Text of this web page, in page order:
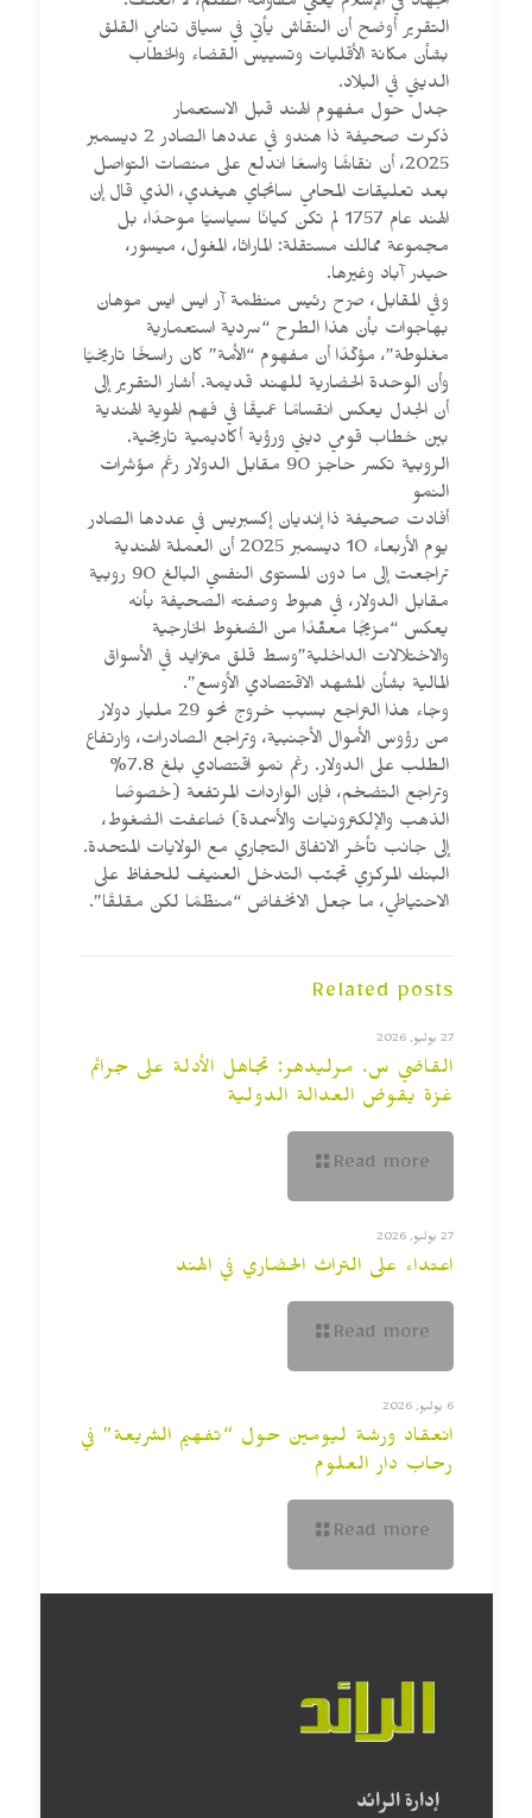
التقرير أوضح أن النقاش يأتي في سياق تنامي القلق
بشأن مكانة الأقليات وتسييس القضاء والخطاب
الديني في البلاد.
جدل حول مفهوم الهند قبل الاستعمار
ذكرت صحيفة ذا هندو في عددها الصادر 2 ديسمبر
2025، أن نقاشًا واسعًا اندلع على منصات التواصل
بعد تعليقات المحامي سانجاي هيغدي، الذي قال إن
الهند عام 1757 لم تكن كيانًا سياسيًا موحدًا، بل
مجموعة ممالك مستقلة: الماراثا، المغول، ميسور،
حيدر آباد وغيرها.
وفي المقابل، صرّح رئيس منظمة آر ايس ايس موهان
بهاجوات بأن هذا الطرح “سردية استعمارية
مغلوطة”، مؤكّدًا أن مفهوم “الأمة” كان راسخًا تاريخيًا
وأن الوحدة الحضارية للهند قديمة. أشار التقرير إلى
أن الجدل يعكس انقسامًا عميقًا في فهم الهوية الهندية
بين خطاب قومي ديني ورؤية أكاديمية تاريخية.
الروبية تكسر حاجز 90 مقابل الدولار رغم مؤشرات
النمو
أفادت صحيفة ذا إنديان إكسبريس في عددها الصادر
يوم الأربعاء 10 ديسمبر 2025 أن العملة الهندية
تراجعت إلى ما دون المستوى النفسي البالغ 90 روبية
مقابل الدولار، في هبوط وصفته الصحيفة بأنه
يعكس “مزيجًا معقّدًا من الضغوط الخارجية
والاختلالات الداخلية”وسط قلق متزايد في الأسواق
المالية بشأن المشهد الاقتصادي الأوسع”.
وجاء هذا التراجع بسبب خروج نحو 29 مليار دولار
من رؤوس الأموال الأجنبية، وتراجع الصادرات، وارتفاع
الطلب على الدولار. رغم نمو اقتصادي بلغ 7.8%
وتراجع التضخم، فإن الواردات المرتفعة (خصوصًا
الذهب والإلكترونيات والأسمدة) ضاعفت الضغوط،
إلى جانب تأخر الاتفاق التجاري مع الولايات المتحدة.
البنك المركزي تجنّب التدخل العنيف للحفاظ على
الاحتياطي، ما جعل الانخفاض “منظّمًا لكن مقلقًا”.
Related posts
27 يوليو, 2026
القاضي س. مرليدهر: تجاهل الأدلة على جرائم
غزة يقوض العدالة الدولية
Read more
27 يوليو, 2026
اعتداء على التراث الحضاري في الهند
Read more
6 يوليو, 2026
انعقاد ورشة ليومين حول “تفهيم الشريعة” في
رحاب دار العلوم
Read more
إدارة الرائد